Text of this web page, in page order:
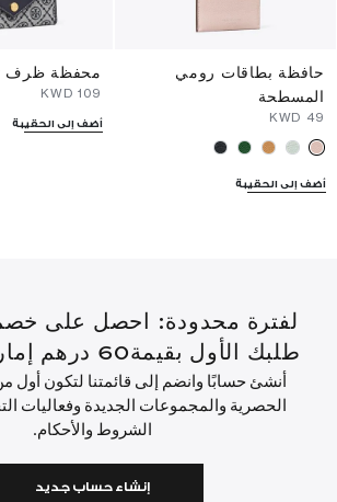
حافظة بطاقات رومي
المسطحة
أضف إلى الحقيبة
محفظة ظرف
أضف إلى الحقيبة
طلبك الأول بقيمة60 درهم إماراتي أو أكثر.
أنشئ حسابًا وانضم إلى قائمتنا لتكون أول
الحصرية والمجموعات الجديدة وفعاليات
الشروط والأحكام.
إنشاء حساب جديد